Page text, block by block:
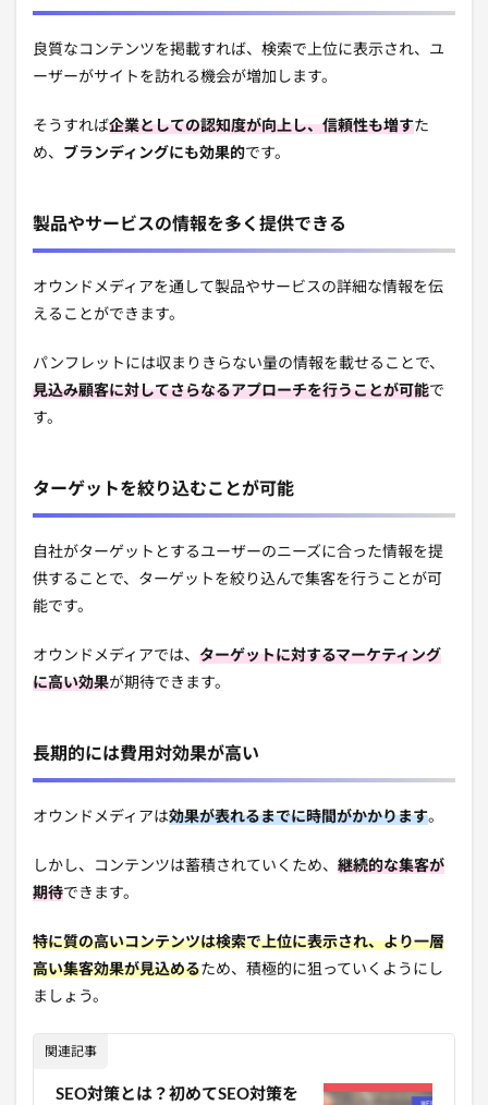
良質なコンテンツを掲載すれば、検索で上位に表示され、ユ
ーザーがサイトを訪れる機会が増加します。
そうすれば企業としての認知度が向上し、信頼性も増すた
め、 ブランディングにも効果的です。
製品やサービスの情報を多く提供できる
オウンドメディアを通して製品やサービスの詳細な情報を伝
えることができます。
パンフレットには収まりきらない量の情報を載せることで、
見込み顧客に対してさらなるアプローチを行うことが可能で
す。
ターゲットを絞り込むことが可能
自社がターゲットとするユーザーのニーズに合った情報を提
供することで、ターゲットを絞り込んで集客を行うことが可
能です。
オウンドメディアでは、 ターゲットに対するマーケティング
に高い効果が期待できます。
長期的には費用対効果が高い
オウンドメディアは効果が表れるまでに時間がかかります。
しかし、コンテンツは蓄積されていくため、 継続的な集客が
期待できます。
特に質の高いコンテンツは検索で上位に表示され、より一層
高い集客効果が見込めるため、積極的に狙っていくようにし
ましょう。
関連記事
SEO対策とは？初めてSEO対策を